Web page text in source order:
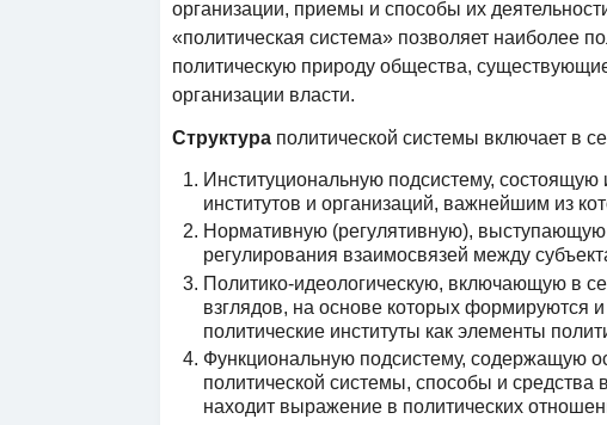
организации, приемы и способы их
«политическая система» позволяет наиболее
политическую природу общества,
организации власти.
Структура политической системы включает в
Институциональную подсистему,
институтов и организаций, важнейшим из
Нормативную (регулятивную),
регулирования взаимосвязей между
Политико-идеологическую, включающую в
взглядов, на основе которых формируются
политические институты как элементы
Функциональную подсистему, содержащую
политической системы, способы и
находит выражение в политических